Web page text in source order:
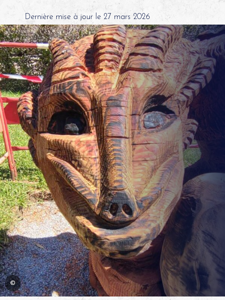
Dernière mise à jour le 27 mars 2026
©